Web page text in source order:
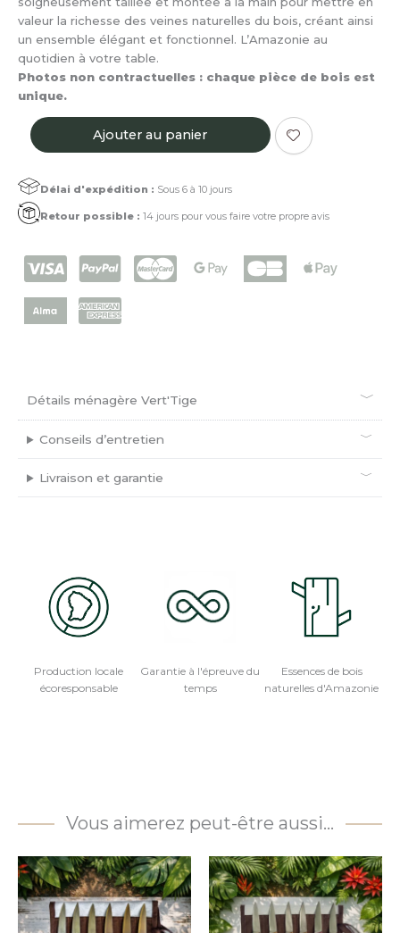
valeur la richesse des veines naturelles du bois, créant ainsi
un ensemble élégant et fonctionnel. L’Amazonie au
quotidien à votre table.
Photos non contractuelles : chaque pièce de bois est
unique.
quantité
de
cuillères
à
café
de
Guyane
Ajouter au panier
Délai d'expédition : Sous 6 à 10 jours
Retour possible : 14 jours pour vous faire votre propre avis
Détails ménagère Vert'Tige
Conseils d’entretien
Livraison et garantie
Production locale
écoresponsable
Garantie à l'épreuve du
temps
Essences de bois
naturelles d'Amazonie
Vous aimerez peut-être aussi…